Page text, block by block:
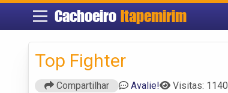
Cachoeiro Itapemirim
Top Fighter
Compartilhar Avalie! Visitas: 1140